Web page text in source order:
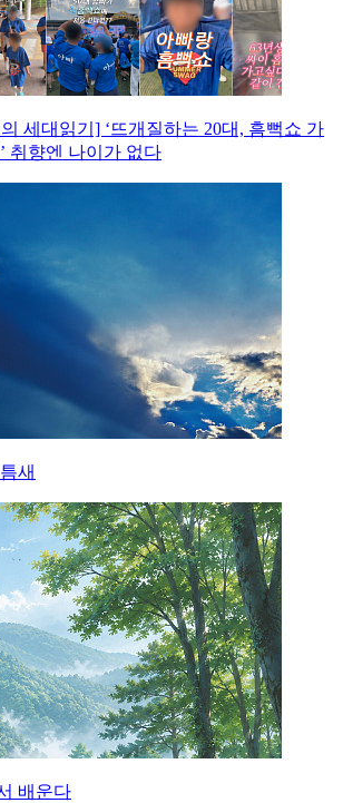
세대읽기] ‘뜨개질하는 20대, 흠뻑쇼 가
취향엔 나이가 없다
새
배운다